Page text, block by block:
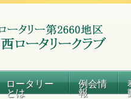
ロータリー
とは
例会情
報